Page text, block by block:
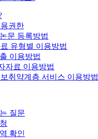
권한
문 등록방법
유형별 이용방법
이용방법
자료 이용방법
취약계층 서비스 이용방법
질문
확인